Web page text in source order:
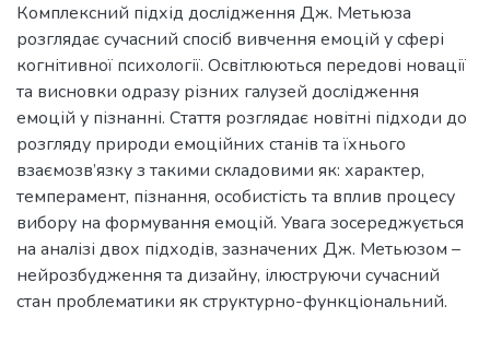
Комплексний підхід дослідження Дж. Метьюза
розглядає сучасний спосіб вивчення емоцій у сфері
когнітивної психології. Освітлюються передові новації
та висновки одразу різних галузей дослідження
емоцій у пізнанні. Стаття розглядає новітні підходи до
розгляду природи емоційних станів та їхнього
взаємозв’язку з такими складовими як: характер,
темперамент, пізнання, особистість та вплив процесу
вибору на формування емоцій. Увага зосереджується
на аналізі двох підходів, зазначених Дж. Метьюзом –
нейрозбудження та дизайну, ілюструючи сучасний